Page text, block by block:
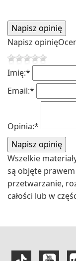
Napisz opinię
Imię:*
Email:*
Opinia:*
Wszelkie
są objęte
przetwarzanie,
całości lub w